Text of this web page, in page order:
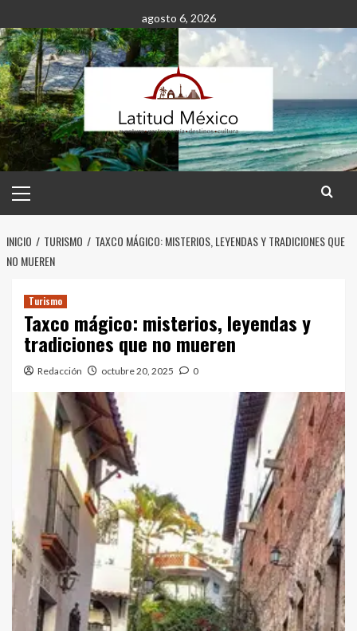
al
contenido
agosto 6, 2026
principal
INICIO TURISMO
TAXCO MÁGICO: MISTERIOS, LEYENDAS Y TRADICIONES QUE
NO MUEREN
Turismo
Taxco mágico: misterios, leyendas y
tradiciones que no mueren
Redacción octubre 20, 2025 0